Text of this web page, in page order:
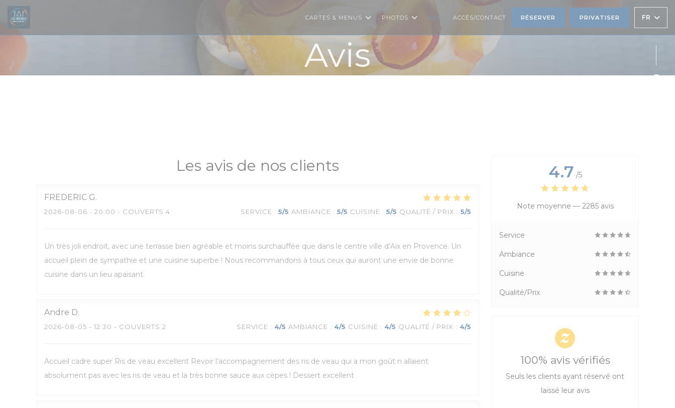
Personnalisation de vos choix en matière de cookies
CARTES & MENUS PHOTOS AVIS ACCÈS/CONTACT RÉSERVER PRIVATISER FR
Avis
Les avis de nos clients
FREDERIC G
2026-08-06 - 20:00 - COUVERTS 4 SERVICE : 5/5 AMBIANCE : 5/5 CUISINE : 5/5 QUALITÉ / PRIX : 5/5
Un très joli endroit, avec une terrasse bien agréable et moins surchauffée que dans le centre ville d’Aix en Provence. Un
accueil plein de sympathie et une cuisine superbe ! Nous recommandons à tous ceux qui auront une envie de bonne
cuisine dans un lieu apaisant.
Andre D
2026-08-05 - 12:30 - COUVERTS 2 SERVICE : 4/5 AMBIANCE : 4/5 CUISINE : 4/5 QUALITÉ / PRIX : 4/5
Accueil cadre super Ris de veau excellent Revoir l’accompagnement des ris de veau qui a mon goût n allaient
absolument pas avec les ris de veau et la très bonne sauce aux cèpes ! Dessert excellent
4.7 /5
Note moyenne — 2285 avis
Service
Ambiance
Cuisine
Qualité/Prix
100% avis vérifiés
Seuls les clients ayant réservé ont
laissé leur avis